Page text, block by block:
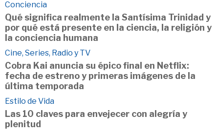
Conciencia
Qué significa realmente la Santísima Trinidad y
por qué está presente en la ciencia, la religión y
la conciencia humana
Cine, Series, Radio y TV
Cobra Kai anuncia su épico final en Netflix:
fecha de estreno y primeras imágenes de la
última temporada
Estilo de Vida
Las 10 claves para envejecer con alegría y
plenitud